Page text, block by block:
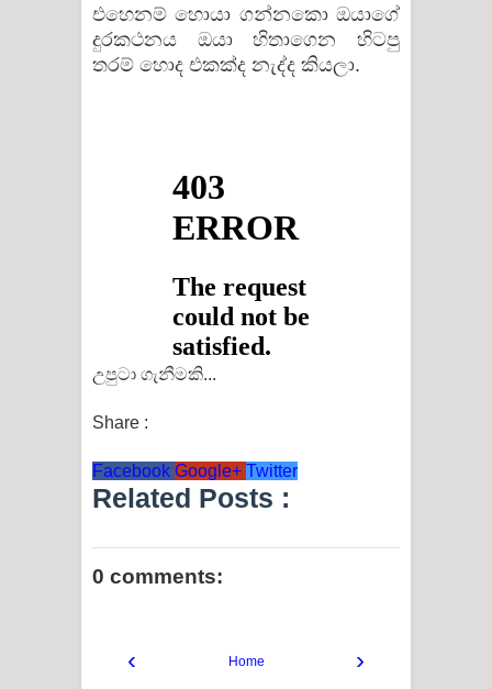
එහෙනම් හොයා ගන්නකො ඔයාගේ
දුරකථනය ඔයා හිතාගෙන හිටපු
තරම් හොද එකක්ද නැද්ද කියලා.
උපුටා ගැනීමකි...
Share :
Facebook Google+ Twitter
Related Posts :
0 comments:
‹ ›
Home